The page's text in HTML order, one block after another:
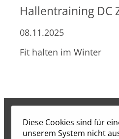
Hallentraining DC
08.11.2025
Fit halten im Winter
Diese Cookies sind für
unserem System nicht